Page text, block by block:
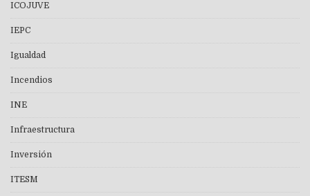
ICOJUVE
IEPC
Igualdad
Incendios
INE
Infraestructura
Inversión
ITESM